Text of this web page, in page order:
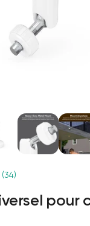
(34)
pour
Wyze v2